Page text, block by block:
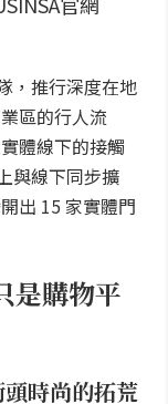
，推行深度在地
區的行人流
體線下的接觸
與線下同步擴
出 15 家實體門
是購物平
時尚的拓荒